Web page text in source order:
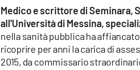
Medico e scrittore di Seminara,
all'Università di Messina,
nella sanità pubblica ha
ricoprire per anni la carica di
2015, da commissario